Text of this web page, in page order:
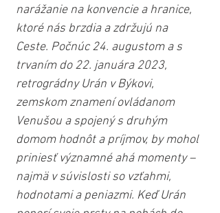
narážanie na konvencie a hranice,
ktoré nás brzdia a zdržujú na
Ceste. Počnúc 24. augustom a s
trvaním do 22. januára 2023,
retrográdny Urán v Býkovi,
zemskom znamení ovládanom
Venušou a spojený s druhým
domom hodnôt a príjmov, by mohol
priniesť významné ahá momenty –
najmä v súvislosti so vzťahmi,
hodnotami a peniazmi. Keď Urán